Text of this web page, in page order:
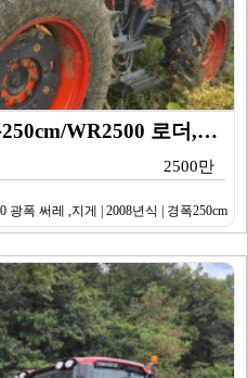
위캔글로벌/로타리/경폭250cm/WR2500 로더,로타…
2500만
광폭 써레 ,지게 | 2008년식 | 경폭250cm